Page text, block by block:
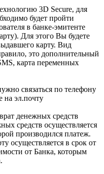
3D Secure, для
будет пройти
в банке-эмитенте
Для этого Вы будете
карту. Вид
это дополнительный
карта переменных
связаться по телефону
на эл.почту
денежных средств
средств осуществляется
производился платеж.
осуществляется в срок от
от Банка, которым